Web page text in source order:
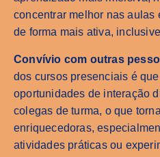
concentrar melhor nas aulas
de forma mais ativa,
Convívio com outras
dos cursos presenciais é
oportunidades de interação
colegas de turma, o que
enriquecedoras,
atividades práticas ou